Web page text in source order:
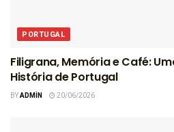
PORTUGAL
Filigrana, Memória e Café:
História de Portugal
BYADMIN 20/06/2026